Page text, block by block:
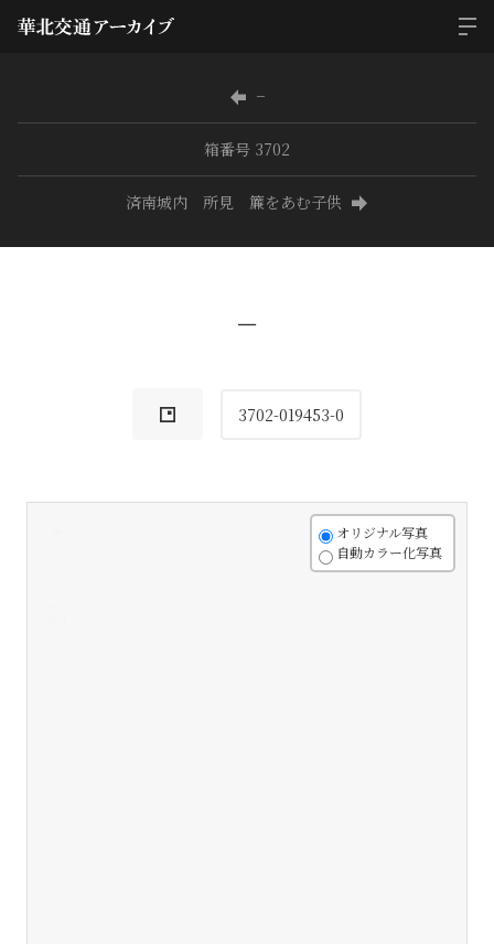
−
箱番号 3702
済南城内 所見 簾をあむ子供
−
3702-019453-0
オリジナル写真
自動カラー化写真